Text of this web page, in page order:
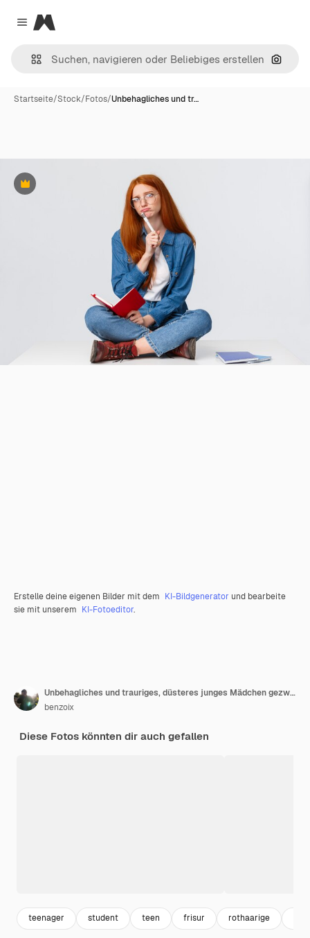
Close menu
Magnific
Nach
Startseite/Stock/Fotos/Unbehagliches und tr…
Premium
Erstelle deine eigenen Bilder mit dem KI-Bildgenerator und bearbeite
sie mit unserem KI-Fotoeditor.
Unbehagliches und trauriges, düsteres junges Mädchen gezwungen zu lernen und Hausaufgaben vorzubereiten, während Freunde feiern, auf dem Boden mit gekreuzten Beinen sitzen, Notizbuch halten und traurig träumen, weiße Wand
benzoix
Diese Fotos könnten dir auch gefallen
teenager student teen frisur rothaarige